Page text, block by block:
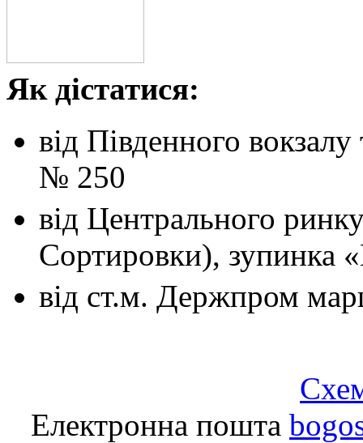
Як дістатися:
від Південного вокзалу
№ 250
від Центрального
Сортировки), зупинка
від ст.м. Держпром
Електронна пошта